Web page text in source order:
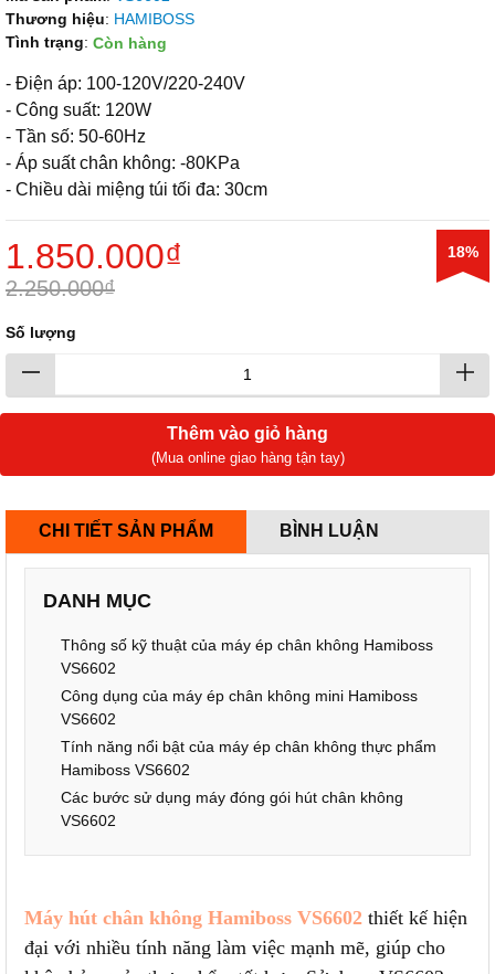
Thương hiệu: HAMIBOSS
Tình trạng: Còn hàng
- Điện áp: 100-120V/220-240V
- Công suất: 120W
- Tần số: 50-60Hz
- Áp suất chân không: -80KPa
- Chiều dài miệng túi tối đa: 30cm
1.850.000₫
2.250.000₫
18%
Số lượng
Thêm vào giỏ hàng
(Mua online giao hàng tận tay)
CHI TIẾT SẢN PHẨM BÌNH LUẬN
DANH MỤC
Thông số kỹ thuật của máy ép chân không Hamiboss
VS6602
Công dụng của máy ép chân không mini Hamiboss
VS6602
Tính năng nổi bật của máy ép chân không thực phẩm
Hamiboss VS6602
Các bước sử dụng máy đóng gói hút chân không
VS6602
Máy hút chân không Hamiboss VS6602 thiết kế hiện
đại với nhiều tính năng làm việc mạnh mẽ, giúp cho